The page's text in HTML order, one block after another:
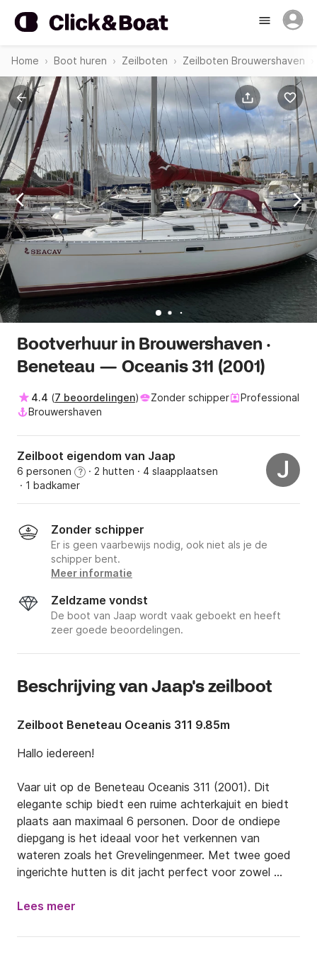
Home Boot huren Zeilboten Zeilboten Brouwershaven
Bootverhuur in Brouwershaven ·
Beneteau — Oceanis 311 (2001)
4.4 (7 beoordelingen) Zonder schipper
Professional
Brouwershaven
Zeilboot eigendom van Jaap
6 personen ? · 2 hutten · 4 slaapplaatsen
· 1 badkamer
J
Zonder schipper
Er is geen vaarbewijs nodig, ook niet als je de
schipper bent.
Meer informatie
Zeldzame vondst
De boot van Jaap wordt vaak geboekt en heeft
zeer goede beoordelingen.
Beschrijving van Jaap's zeilboot
Zeilboot Beneteau Oceanis 311 9.85m
Hallo iedereen!
Vaar uit op de Beneteau Oceanis 311 (2001). Dit
elegante schip biedt een ruime achterkajuit en biedt
plaats aan maximaal 6 personen. Door de ondiepe
diepgang is het ideaal voor het verkennen van
wateren zoals het Grevelingenmeer. Met twee goed
ingerichte hutten is dit jacht perfect voor zowel
die u nodig heeft voor elk uitje.  Of je nu op zoek
spannende nautische reis, de Oceanis 311 belooft
Lees meer